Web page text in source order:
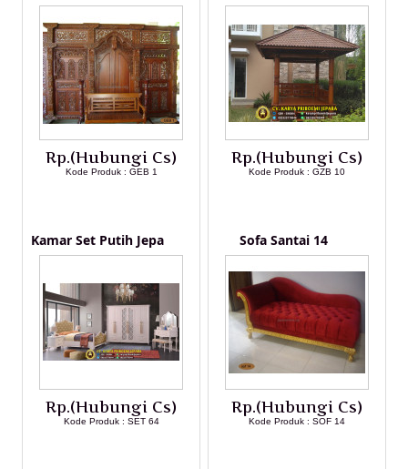
Rp.(Hubungi Cs)
Kode Produk : GEB 1
Rp.(Hubungi Cs)
Kode Produk : GZB 10
Kamar Set Putih Jepa
Rp.(Hubungi Cs)
Kode Produk : SET 64
Sofa Santai 14
Rp.(Hubungi Cs)
Kode Produk : SOF 14